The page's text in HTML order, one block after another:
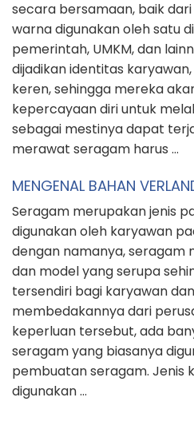
secara bersamaan, baik
warna digunakan oleh satu
pemerintah, UMKM, dan
dijadikan identitas
keren, sehingga mereka
kepercayaan diri untuk
sebagai mestinya dapat
merawat seragam harus …
MENGENAL BAHAN
Seragam merupakan jenis
digunakan oleh karyawan
dengan namanya, seragam
dan model yang serupa
tersendiri bagi karyawan
membedakannya dari
keperluan tersebut, ada
seragam yang biasanya
pembuatan seragam. Jenis
digunakan …